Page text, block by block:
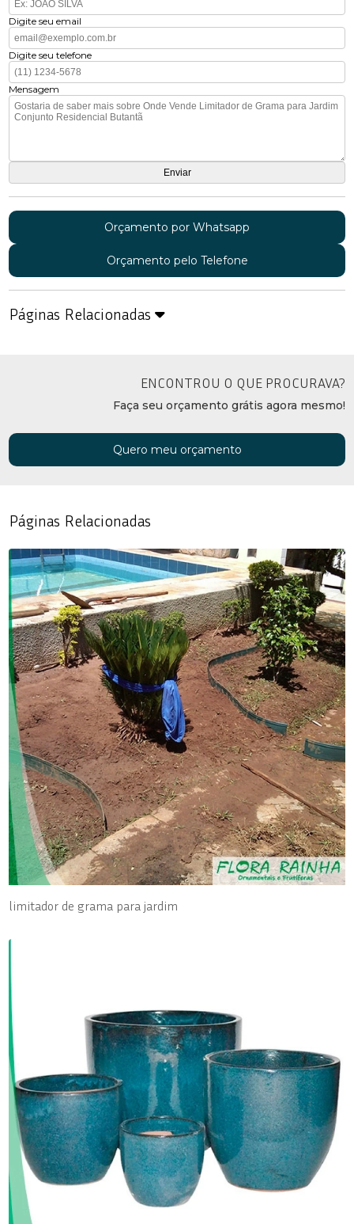
Digite seu email
Digite seu telefone
Mensagem
Orçamento por Whatsapp
Orçamento pelo Telefone
Páginas Relacionadas
ENCONTROU O QUE PROCURAVA?
Faça seu orçamento grátis agora mesmo!
Quero meu orçamento
Páginas Relacionadas
limitador de grama para jardim